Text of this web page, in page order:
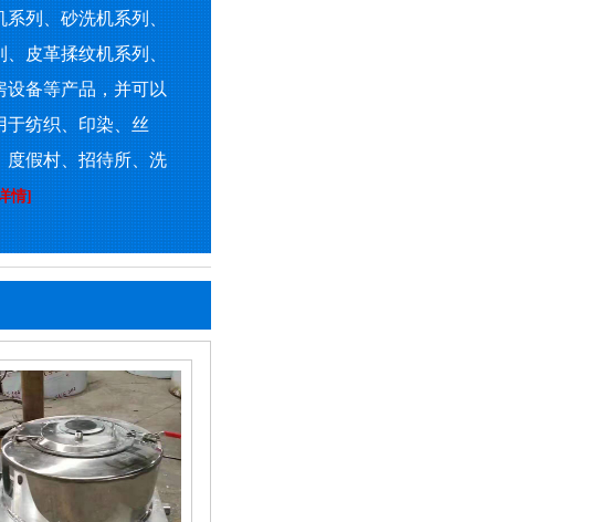
系列、砂洗机系列、
、皮革揉纹机系列、
设备等产品，并可以
于纺织、印染、丝
度假村、招待所、洗
情]